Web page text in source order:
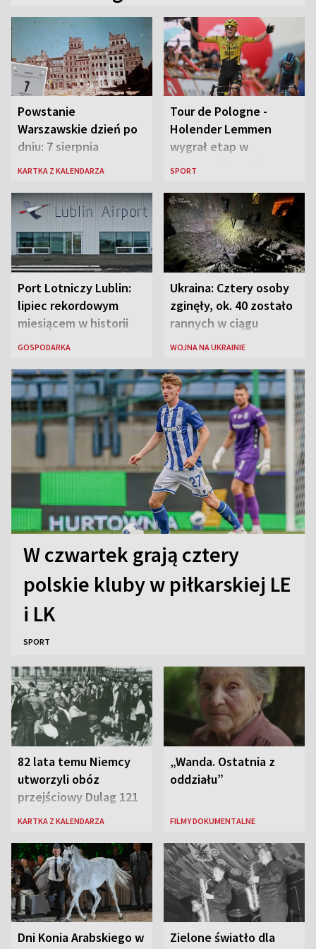
Powstanie
Warszawskie dzień po
dniu: 7 sierpnia
KARTKA Z KALENDARZA
Tour de Pologne -
Holender Lemmen
wygrał etap w
Karpaczu i został
SPORT
Port Lotniczy Lublin:
lipiec rekordowym
miesiącem w historii
GOSPODARKA
Ukraina: Cztery osoby
zginęły, ok. 40 zostało
rannych w ciągu
WOJNA NA UKRAINIE
W czwartek grają cztery
polskie kluby w piłkarskiej LE
i LK
SPORT
82 lata temu Niemcy
utworzyli obóz
przejściowy Dulag 121
KARTKA Z KALENDARZA
„Wanda. Ostatnia z
oddziału”
FILMY DOKUMENTALNE
Dni Konia Arabskiego w
Zielone światło dla